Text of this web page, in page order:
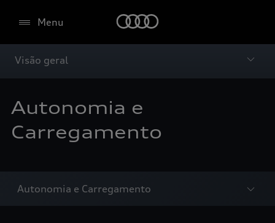
Menu
Visão geral
Autonomia e
Carregamento
Autonomia e Carregamento